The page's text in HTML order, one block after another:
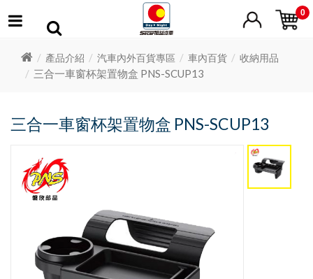
0
產品介紹 汽車內外百貨專區 車內百貨 收納用品
三合一車窗杯架置物盒 PNS-SCUP13
三合一車窗杯架置物盒 PNS-SCUP13